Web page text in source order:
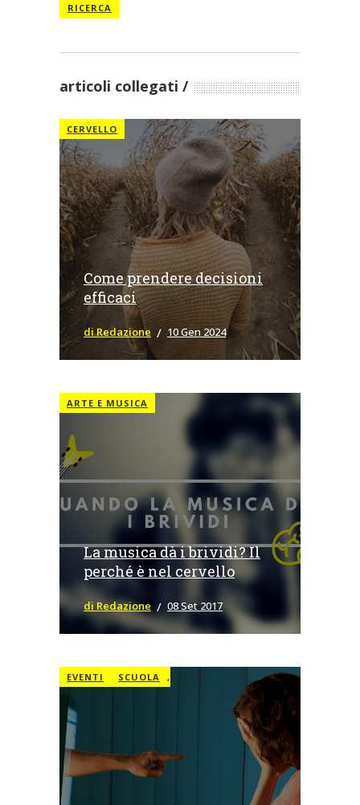
RICERCA
articoli collegati
CERVELLO
Come prendere decisioni
efficaci
di Redazione 10 Gen 2024
ARTE E MUSICA
La musica dà i brividi? Il
perché è nel cervello
di Redazione 08 Set 2017
EVENTI ,
SCUOLA